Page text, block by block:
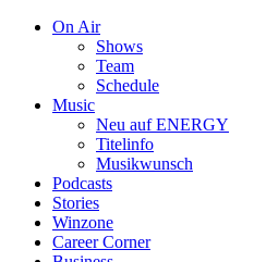
On Air
Shows
Team
Schedule
Music
Neu auf ENERGY
Titelinfo
Musikwunsch
Podcasts
Stories
Winzone
Career Corner